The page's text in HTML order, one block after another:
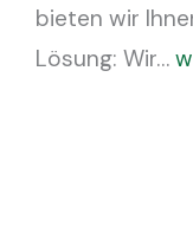
bieten wir
Lösung: Wir…